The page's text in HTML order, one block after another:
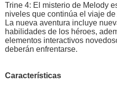
Trine 4: El misterio de Melody
niveles que continúa el viaje
La nueva aventura incluye
habilidades de los héroes,
elementos interactivos
deberán enfrentarse.
Características